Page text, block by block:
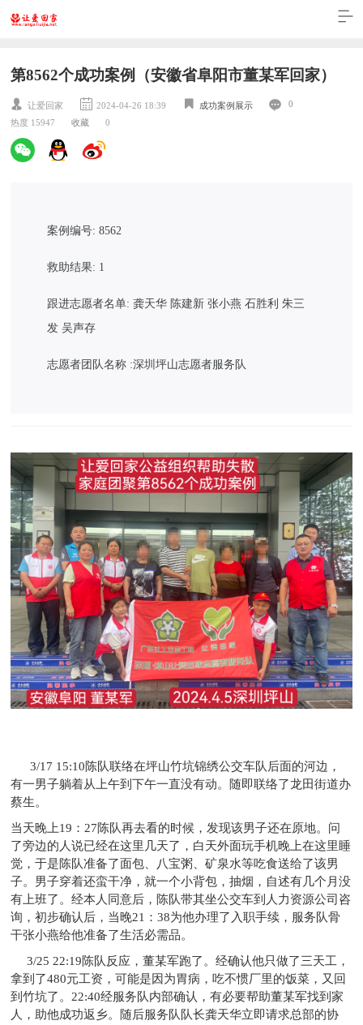
第8562个成功案例（安徽省阜阳市董某军回家）
让爱回家 2024-04-26 18:39 成功案例展示
0
热度 15947
收藏 0
案例编号: 8562
救助结果: 1
跟进志愿者名单: 龚天华 陈建新 张小燕 石胜利 朱三
发 吴声存
志愿者团队名称 :深圳坪山志愿者服务队
3/17 15:10陈队联络在坪山竹坑锦绣公交车队后面的河边，
有一男子躺着从上午到下午一直没有动。随即联络了龙田街道办
蔡生。
当天晚上19：27陈队再去看的时候，发现该男子还在原地。问
了旁边的人说已经在这里几天了，白天外面玩手机晚上在这里睡
觉，于是陈队准备了面包、八宝粥、矿泉水等吃食送给了该男
子。男子穿着还蛮干净，就一个小背包，抽烟，自述有几个月没
有上班了。经本人同意后，陈队带其坐公交车到人力资源公司咨
询，初步确认后，当晚21：38为他办理了入职手续，服务队骨
干张小燕给他准备了生活必需品。
3/25 22:19陈队反应，董某军跑了。经确认他只做了三天工，
拿到了480元工资，可能是因为胃病，吃不惯厂里的饭菜，又回
到竹坑了。22:40经服务队内部确认，有必要帮助董某军找到家
人，助他成功返乡。随后服务队队长龚天华立即请求总部的协